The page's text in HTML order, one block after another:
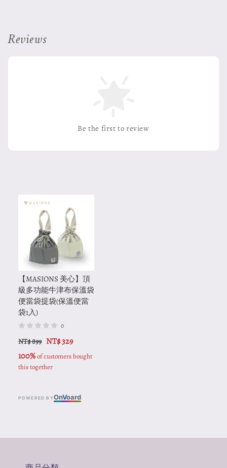
Reviews
Be the first to review
【MASIONS 美心】頂
級多功能牛津布保溫袋
便當袋提袋(保溫便當
袋1入)
0
NT$ 899 NT$ 329
100% of customers bought
this together
POWERED BYOnVoard